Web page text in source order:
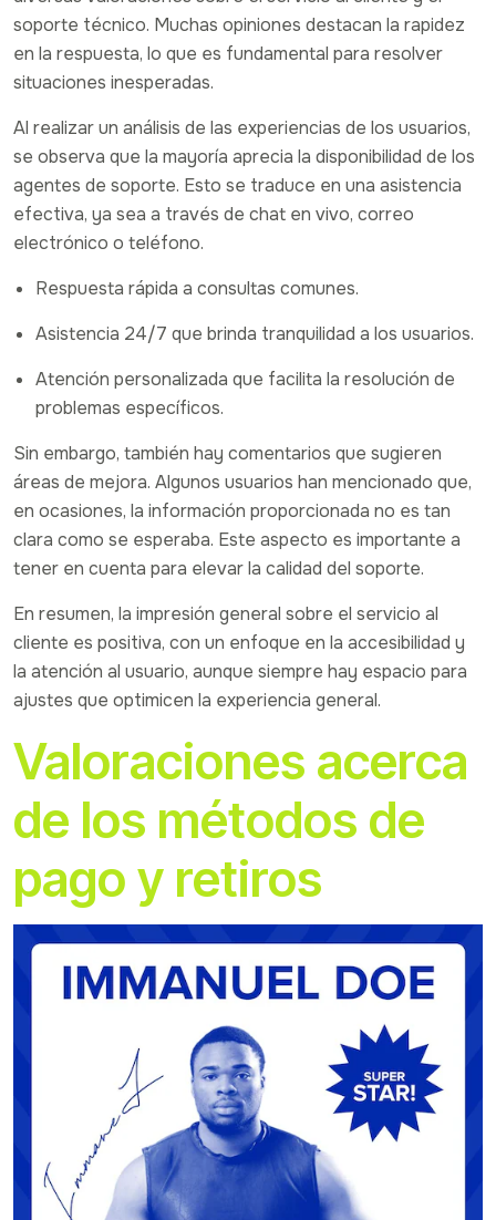
soporte técnico. Muchas opiniones destacan la rapidez
en la respuesta, lo que es fundamental para resolver
situaciones inesperadas.
Al realizar un análisis de las experiencias de los usuarios,
se observa que la mayoría aprecia la disponibilidad de los
agentes de soporte. Esto se traduce en una asistencia
efectiva, ya sea a través de chat en vivo, correo
electrónico o teléfono.
Respuesta rápida a consultas comunes.
Asistencia 24/7 que brinda tranquilidad a los usuarios.
Atención personalizada que facilita la resolución de
problemas específicos.
Sin embargo, también hay comentarios que sugieren
áreas de mejora. Algunos usuarios han mencionado que,
en ocasiones, la información proporcionada no es tan
clara como se esperaba. Este aspecto es importante a
tener en cuenta para elevar la calidad del soporte.
En resumen, la impresión general sobre el servicio al
cliente es positiva, con un enfoque en la accesibilidad y
la atención al usuario, aunque siempre hay espacio para
ajustes que optimicen la experiencia general.
Valoraciones acerca
de los métodos de
pago y retiros